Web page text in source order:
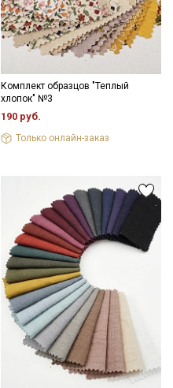
Комплект образцов "Теплый
хлопок" №3
190 руб.
Только онлайн-заказ